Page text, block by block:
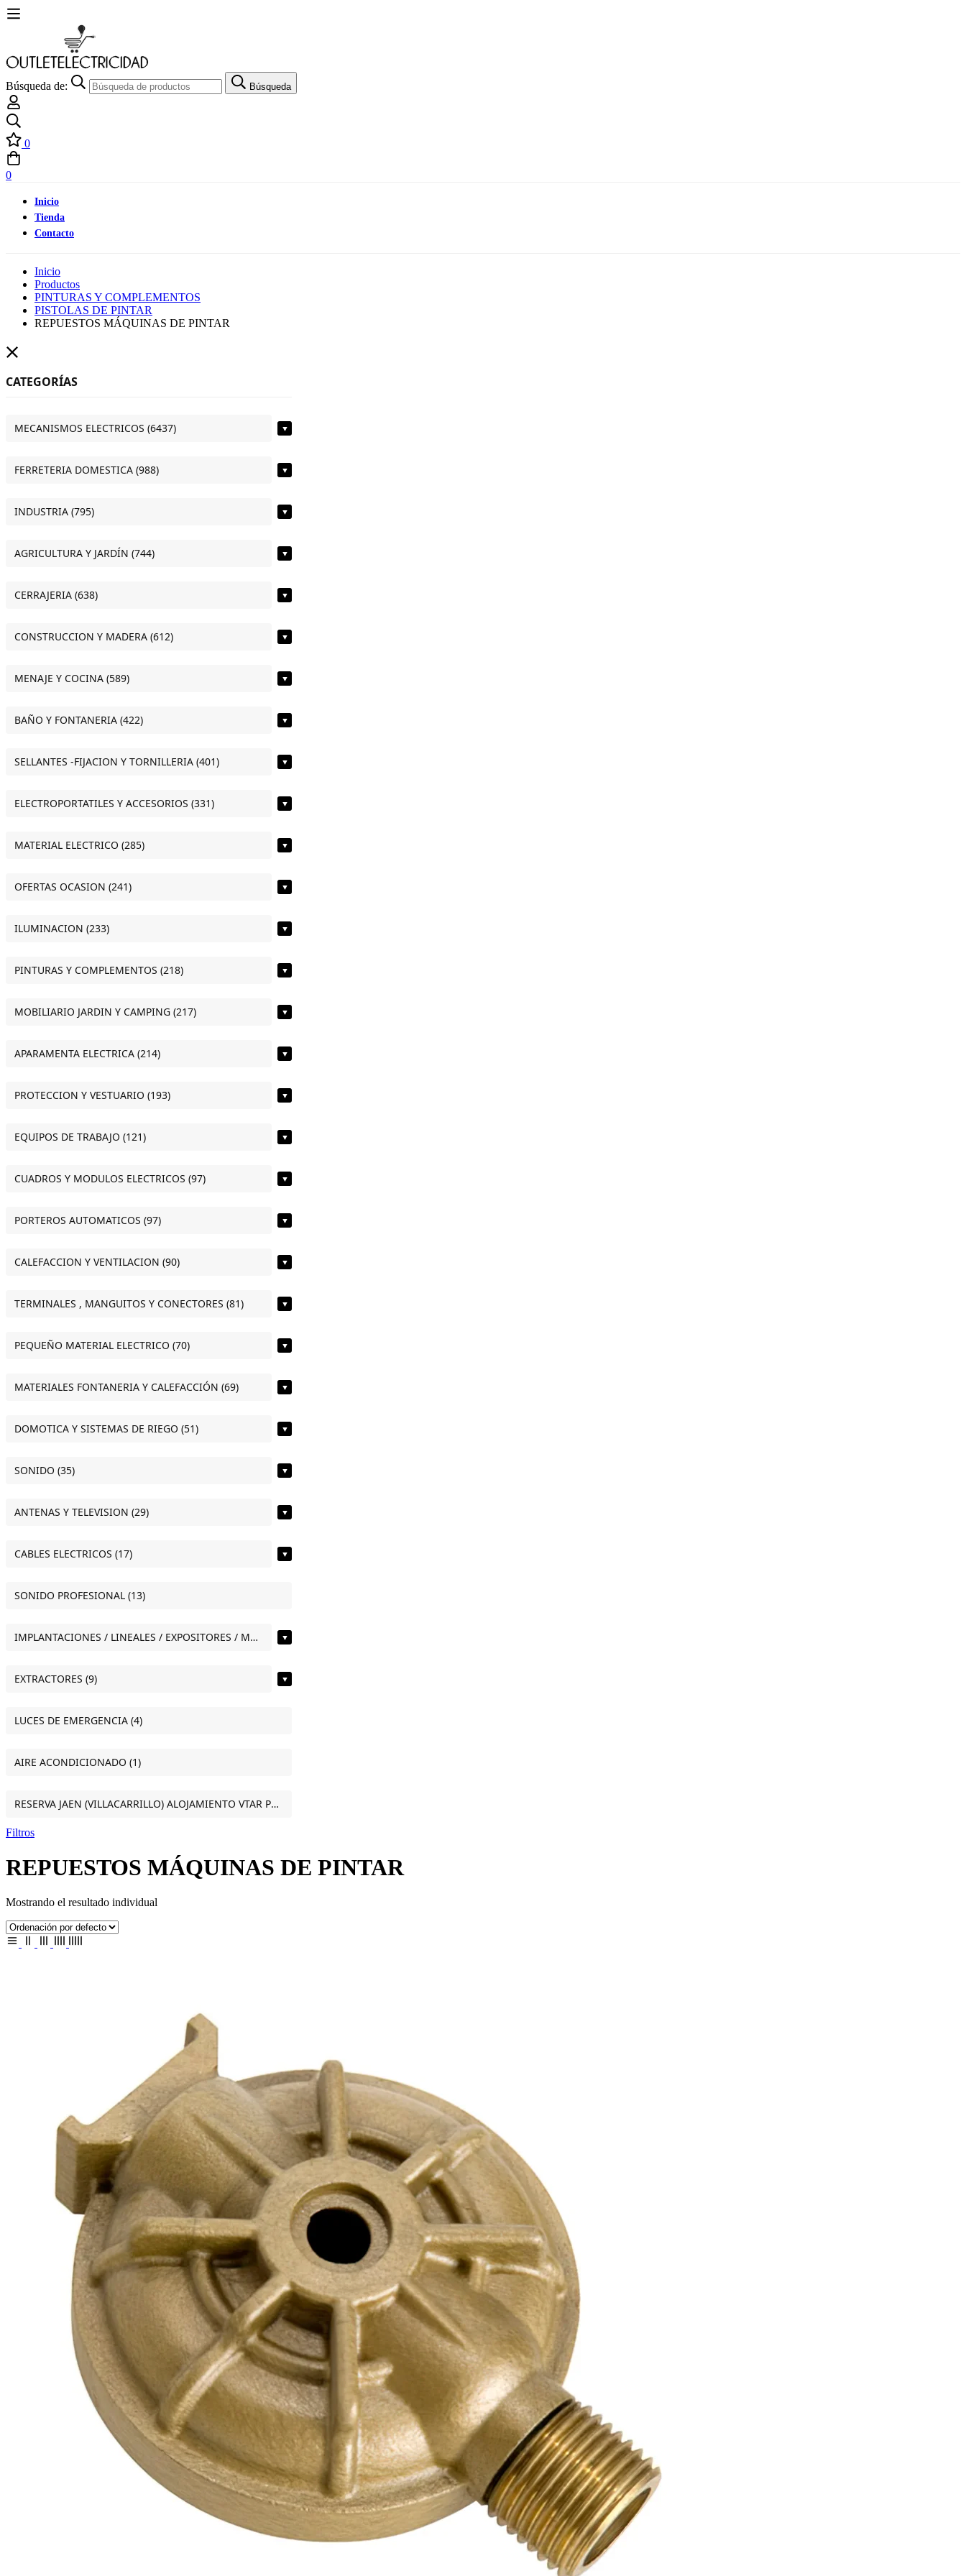
Búsqueda de: Búsqueda
0
0
Inicio
Tienda
Contacto
Inicio
Productos
PINTURAS Y COMPLEMENTOS
PISTOLAS DE PINTAR
REPUESTOS MÁQUINAS DE PINTAR
CATEGORÍAS
MECANISMOS ELECTRICOS (6437) ▼
FERRETERIA DOMESTICA (988) ▼
INDUSTRIA (795) ▼
AGRICULTURA Y JARDÍN (744) ▼
CERRAJERIA (638) ▼
CONSTRUCCION Y MADERA (612) ▼
MENAJE Y COCINA (589) ▼
BAÑO Y FONTANERIA (422) ▼
SELLANTES -FIJACION Y TORNILLERIA (401) ▼
ELECTROPORTATILES Y ACCESORIOS (331) ▼
MATERIAL ELECTRICO (285) ▼
OFERTAS OCASION (241) ▼
ILUMINACION (233) ▼
PINTURAS Y COMPLEMENTOS (218) ▼
MOBILIARIO JARDIN Y CAMPING (217) ▼
APARAMENTA ELECTRICA (214) ▼
PROTECCION Y VESTUARIO (193) ▼
EQUIPOS DE TRABAJO (121) ▼
CUADROS Y MODULOS ELECTRICOS (97) ▼
PORTEROS AUTOMATICOS (97) ▼
CALEFACCION Y VENTILACION (90) ▼
TERMINALES , MANGUITOS Y CONECTORES (81) ▼
PEQUEÑO MATERIAL ELECTRICO (70) ▼
MATERIALES FONTANERIA Y CALEFACCIÓN (69) ▼
DOMOTICA Y SISTEMAS DE RIEGO (51) ▼
SONIDO (35) ▼
ANTENAS Y TELEVISION (29) ▼
CABLES ELECTRICOS (17) ▼
SONIDO PROFESIONAL (13)
IMPLANTACIONES / LINEALES / EXPOSITORES / MOSTRADORES (11) ▼
EXTRACTORES (9) ▼
LUCES DE EMERGENCIA (4)
AIRE ACONDICIONADO (1)
RESERVA JAEN (VILLACARRILLO) ALOJAMIENTO VTAR PUERTA DEL SOL ESTUDIO VILLACARRILLO (JAEN) (1)
Filtros
REPUESTOS MÁQUINAS DE PINTAR
Mostrando el resultado individual